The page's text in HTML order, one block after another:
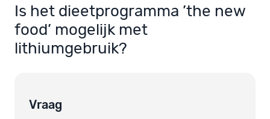
Is het dieetprogramma ’the new
food’ mogelijk met
lithiumgebruik?
Vraag